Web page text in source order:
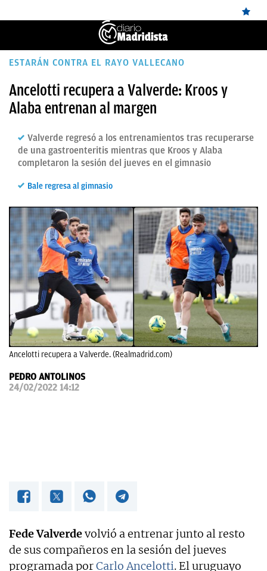
ÚLTIMAS
REAL
BALONCESTO
DIRECTO
FEMENINO
PAPARAZZI
OKDIARIO
ESTARÁN CONTRA EL RAYO VALLECANO
Ancelotti recupera a Valverde: Kroos y
Alaba entrenan al margen
Valverde regresó a los entrenamientos tras recuperarse
de una gastroenteritis mientras que Kroos y Alaba
completaron la sesión del jueves en el gimnasio
Bale regresa al gimnasio
Ancelotti recupera a Valverde. (Realmadrid.com)
PEDRO ANTOLINOS
24/02/2022 14:12
Fede Valverdevolvió a entrenar junto al resto
de sus compañeros en la sesión del jueves
programada porCarlo Ancelotti. El uruguayo